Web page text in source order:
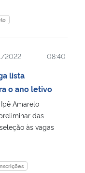
2022 08:40
lista
o ano letivo
Amarelo
das
às vagas